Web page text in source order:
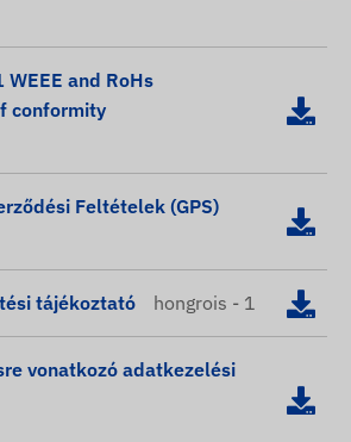
WEEE and RoHs
conformity
Feltételek (GPS)
tájékoztató hongrois - 1
vonatkozó adatkezelési